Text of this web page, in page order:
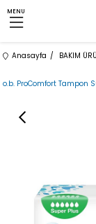
MENU
Anasayfa BAKIM
o.b. ProComfort Tampon